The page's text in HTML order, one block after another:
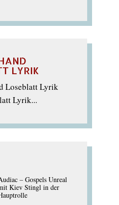
LYRIK
Lyrik...
– Gospels Unreal
Kiev Stingl in der